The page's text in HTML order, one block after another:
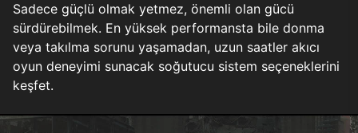
Sadece güçlü olmak yetmez, önemli olan gücü
sürdürebilmek. En yüksek performansta bile donma
veya takılma sorunu yaşamadan, uzun saatler akıcı
oyun deneyimi sunacak soğutucu sistem seçeneklerini
keşfet.